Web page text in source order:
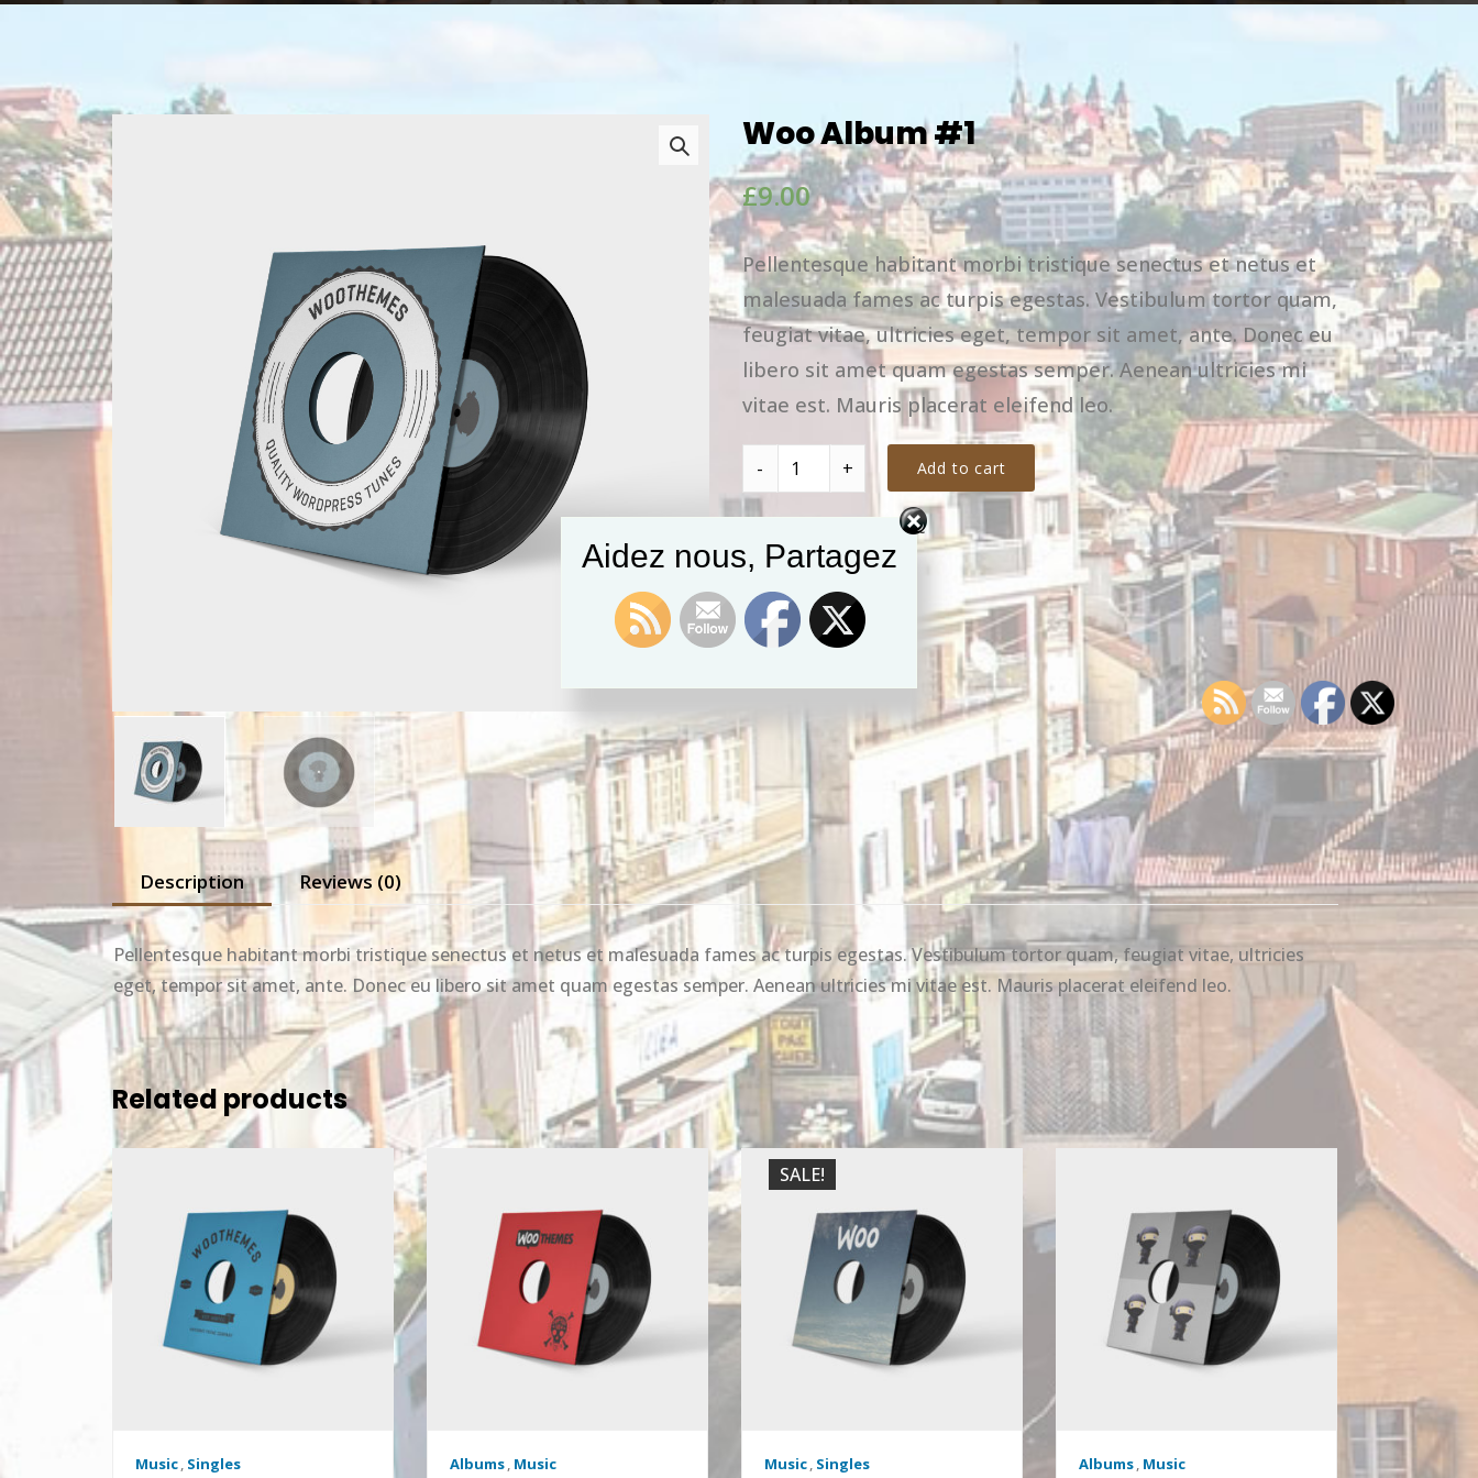
Woo Album #1
£9.00
Pellentesque habitant morbi tristique senectus et netus et
malesuada fames ac turpis egestas. Vestibulum tortor quam,
feugiat vitae, ultricies eget, tempor sit amet, ante. Donec eu
libero sit amet quam egestas semper. Aenean ultricies mi
vitae est. Mauris placerat eleifend leo.
Woo Album #1 quantityAdd to cart
Music
Description Reviews (0)
Pellentesque habitant morbi tristique senectus et netus et malesuada fames ac turpis egestas. Vestibulum tortor quam, feugiat vitae, ultricies
eget, tempor sit amet, ante. Donec eu libero sit amet quam egestas semper. Aenean ultricies mi vitae est. Mauris placerat eleifend leo.
Related products
Music, Singles Albums, Music
SALE!
Music, Singles Albums, Music
Aidez nous, Partagez